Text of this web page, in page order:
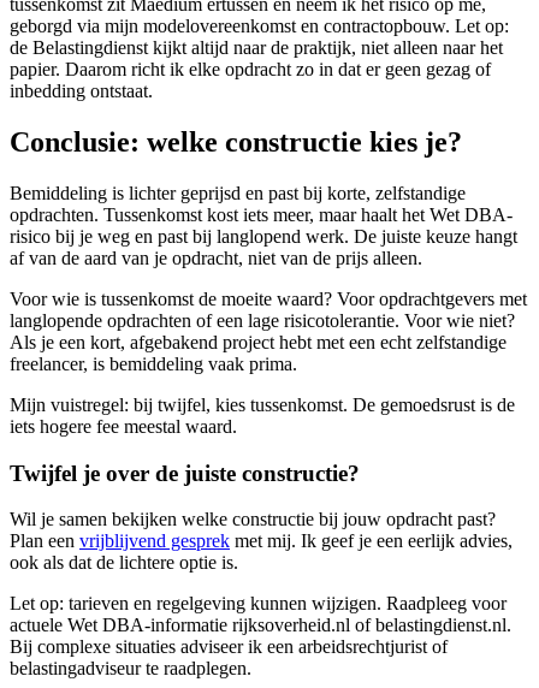
tussenkomst zit Maedium ertussen en neem ik het risico op me,
geborgd via mijn modelovereenkomst en contractopbouw. Let op:
de Belastingdienst kijkt altijd naar de praktijk, niet alleen naar het
papier. Daarom richt ik elke opdracht zo in dat er geen gezag of
inbedding ontstaat.
Conclusie: welke constructie kies je?
Bemiddeling is lichter geprijsd en past bij korte, zelfstandige
opdrachten. Tussenkomst kost iets meer, maar haalt het Wet DBA-
risico bij je weg en past bij langlopend werk. De juiste keuze hangt
af van de aard van je opdracht, niet van de prijs alleen.
Voor wie is tussenkomst de moeite waard? Voor opdrachtgevers met
langlopende opdrachten of een lage risicotolerantie. Voor wie niet?
Als je een kort, afgebakend project hebt met een echt zelfstandige
freelancer, is bemiddeling vaak prima.
Mijn vuistregel: bij twijfel, kies tussenkomst. De gemoedsrust is de
iets hogere fee meestal waard.
Twijfel je over de juiste constructie?
Wil je samen bekijken welke constructie bij jouw opdracht past?
Plan een vrijblijvend gesprek met mij. Ik geef je een eerlijk advies,
ook als dat de lichtere optie is.
Let op: tarieven en regelgeving kunnen wijzigen. Raadpleeg voor
actuele Wet DBA-informatie rijksoverheid.nl of belastingdienst.nl.
Bij complexe situaties adviseer ik een arbeidsrechtjurist of
belastingadviseur te raadplegen.